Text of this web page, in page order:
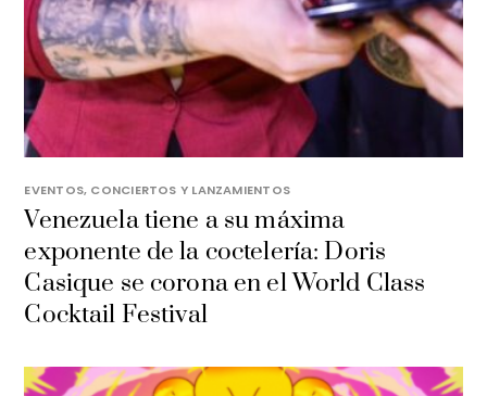
EVENTOS, CONCIERTOS Y LANZAMIENTOS
Venezuela tiene a su máxima
exponente de la coctelería: Doris
Casique se corona en el World Class
Cocktail Festival